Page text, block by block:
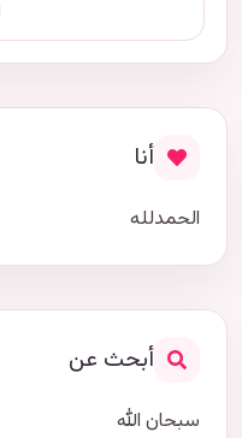
أنا
الحمدلله
أبحث عن
سبحان الله